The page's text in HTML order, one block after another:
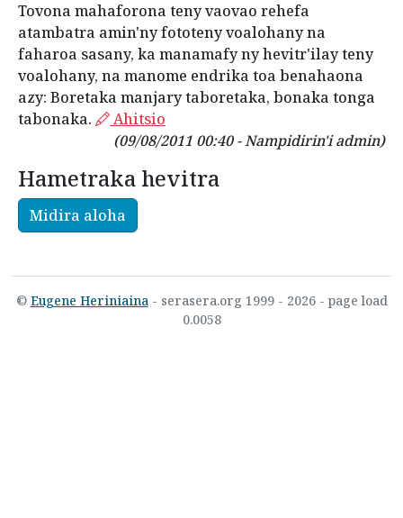
Tovona mahaforona teny vaovao rehefa
atambatra amin'ny fototeny voalohany na
faharoa sasany, ka manamafy ny hevitr'ilay teny
voalohany, na manome endrika toa benahaona
azy: Boretaka manjary taboretaka, bonaka tonga
tabonaka.
Ahitsio
(09/08/2011 00:40 - Nampidirin'i admin)
Hametraka hevitra
Midira aloha
© Eugene Heriniaina- serasera.org 1999 - 2026 - page load
0.0058